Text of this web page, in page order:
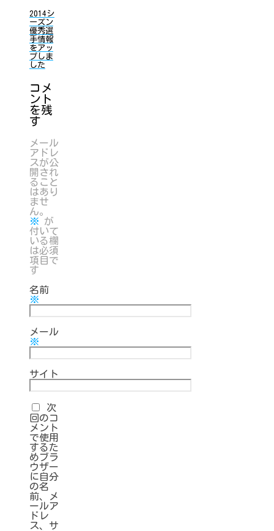
2014シ
ーズン
優秀選
手情報
をアッ
プしま
した
コメ
ント
を残
す
メール
アドレ
スが公
開され
ること
はあり
ませ
ん。
※ が
付いて
いる欄
は必須
項目で
す
名前
※
メール
※
サイト
次
回のコ
メント
で使用
するた
めブラ
ウザー
に自分
の名
前、メ
ールア
ドレ
ス、サ